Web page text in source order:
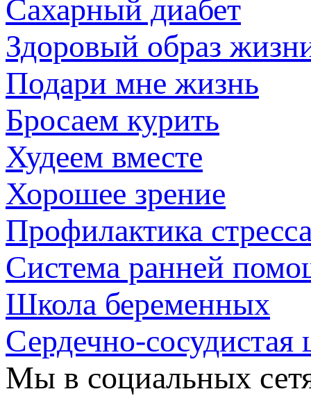
Сахарный диабет
Здоровый образ
Подари мне жизнь
Бросаем курить
Худеем вместе
Хорошее зрение
Профилактика
Система ранней
Школа беременных
Сердечно-сосудистая
Мы в социальных